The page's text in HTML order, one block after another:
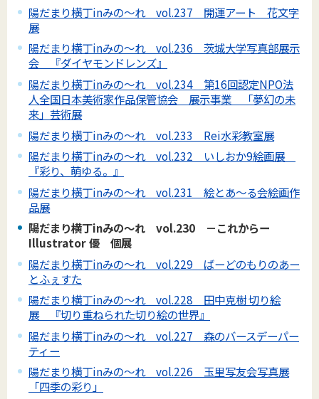
陽だまり横丁inみの～れ vol.237 開運アート 花文字
展
陽だまり横丁inみの～れ vol.236 茨城大学写真部展示
会 『ダイヤモンドレンズ』
陽だまり横丁inみの～れ vol.234 第16回認定NPO法
人全国日本美術家作品保管協会 展示事業 「夢幻の未
来」芸術展
陽だまり横丁inみの～れ vol.233 Rei水彩教室展
陽だまり横丁inみの～れ vol.232 いしおか9絵画展
『彩り、萌ゆる。』
陽だまり横丁inみの～れ vol.231 絵とあ～る会絵画作
品展
陽だまり横丁inみの～れ vol.230 －これからー
Illustrator 優 個展
陽だまり横丁inみの～れ vol.229 ばーどのもりのあー
とふぇすた
陽だまり横丁inみの～れ vol.228 田中克樹 切り絵
展 『切り重ねられた切り絵の世界』
陽だまり横丁inみの～れ vol.227 森のバースデーパー
ティー
陽だまり横丁inみの～れ vol.226 玉里写友会写真展
「四季の彩り」